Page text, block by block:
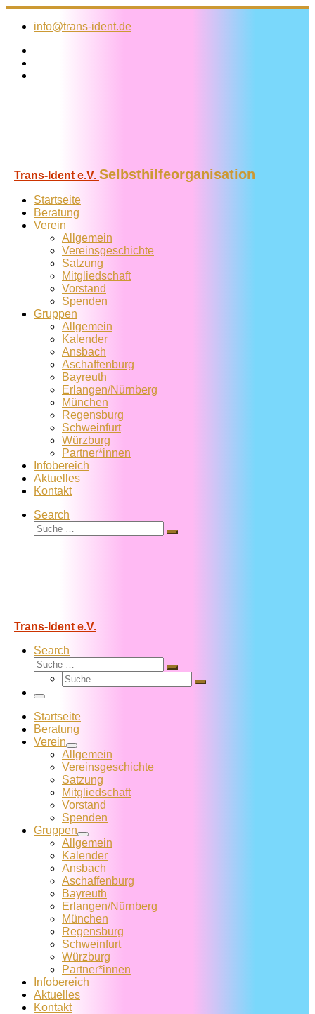
Zum
Inhalt
info@trans-ident.de
Trans-Ident e.V. Selbsthilfeorganisation
Startseite
Beratung
Verein
Allgemein
Vereins­geschichte
Satzung
Mitglied­schaft
Vorstand
Spenden
Gruppen
Allgemein
Kalender
Ansbach
Aschaffenburg
Bayreuth
Erlangen/Nürnberg
München
Regensburg
Schweinfurt
Würzburg
Partner*innen
Infobereich
Aktuelles
Kontakt
Search
Suche
Suche
Trans-Ident e.V.
Search
Suche
Suche
Suche
Suche
Menü
Startseite
Beratung
Verein
Allgemein
Vereins­geschichte
Satzung
Mitglied­schaft
Vorstand
Spenden
Gruppen
Allgemein
Kalender
Ansbach
Aschaffenburg
Bayreuth
Erlangen/Nürnberg
München
Regensburg
Schweinfurt
Würzburg
Partner*innen
Infobereich
Aktuelles
Kontakt